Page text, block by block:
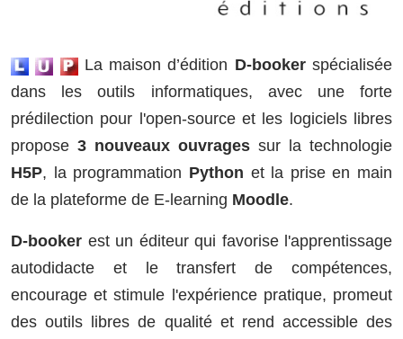
La maison d’édition D-bookerspécialisée
dans les outils informatiques, avec une forte
prédilection pour l'open-source et les logiciels libres
propose 3 nouveaux ouvrages sur la technologie
H5P, la programmation Python et la prise en main
de la plateforme de E-learning Moodle.
D-booker est un éditeur qui favorise l'apprentissage
autodidacte et le transfert de compétences,
encourage et stimule l'expérience pratique, promeut
des outils libres de qualité et rend accessible des